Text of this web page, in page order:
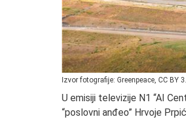
Izvor fotografije: Greenpeace, CC BY
U emisiji televizije N1 “AI
“poslovni anđeo” Hrvoje